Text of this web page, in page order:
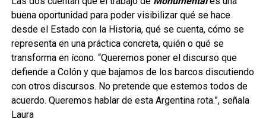
buena oportunidad para poder visibilizar qué se hace
desde el Estado con la Historia, qué se cuenta, cómo se
representa en una práctica concreta, quién o qué se
transforma en ícono. “Queremos poner el discurso que
defiende a Colón y que bajamos de los barcos discutiendo
con otros discursos. No pretende que estemos todos de
acuerdo. Queremos hablar de esta Argentina rota.”, señala
Laura